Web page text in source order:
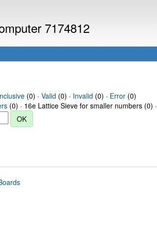
7174812
(0) · Valid (0) · Invalid (0) · Error(0)
(0) · 16e Lattice Sieve for smaller numbers (0) ·